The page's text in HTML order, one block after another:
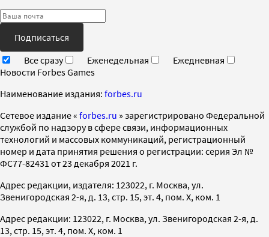
Подписаться
Все сразу
Еженедельная
Ежедневная
Новости Forbes Games
Наименование издания: forbes.ru
Cетевое издание « forbes.ru » зарегистрировано Федеральной
службой по надзору в сфере связи, информационных
технологий и массовых коммуникаций, регистрационный
номер и дата принятия решения о регистрации: серия Эл №
ФС77-82431 от 23 декабря 2021 г.
Адрес редакции, издателя: 123022, г. Москва, ул.
Звенигородская 2-я, д. 13, стр. 15, эт. 4, пом. X, ком. 1
Адрес редакции: 123022, г. Москва, ул. Звенигородская 2-я, д.
13, стр. 15, эт. 4, пом. X, ком. 1